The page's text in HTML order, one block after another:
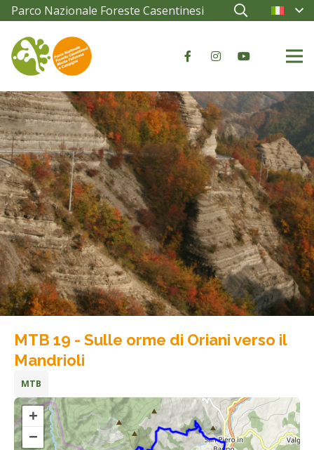
Parco Nazionale Foreste Casentinesi
MTB 19 - Sulle orme di Oriani verso il
Mandrioli
MTB
+
−